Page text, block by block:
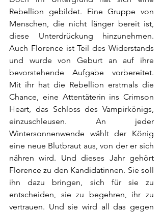
Rebellion gebildet. Eine Gruppe von
Menschen, die nicht länger bereit ist,
diese Unterdrückung hinzunehmen.
Auch Florence ist Teil des Widerstands
und wurde von Geburt an auf ihre
bevorstehende Aufgabe vorbereitet.
Mit ihr hat die Rebellion erstmals die
Chance, eine Attentäterin ins Crimson
Heart, das Schloss des Vampirkönigs,
einzuschleusen. An jeder
Wintersonnenwende wählt der König
eine neue Blutbraut aus, von der er sich
nähren wird. Und dieses Jahr gehört
Florence zu den Kandidatinnen. Sie soll
ihn dazu bringen, sich für sie zu
entscheiden, sie zu begehren, ihr zu
vertrauen. Und sie wird all das gegen